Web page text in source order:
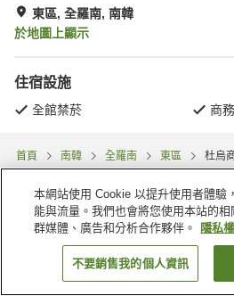
東區, 全羅南, 南韓
於地圖上顯示
住宿設施
全館禁菸 商
首頁 南韓 全羅南 東區 杜烏
找客房
本網站使用 Cookie 以提升使用者體驗
能與流量。我們也會將您使用本站的
群媒體、廣告和分析合作夥伴。
隱私
不要銷售我的個人資訊